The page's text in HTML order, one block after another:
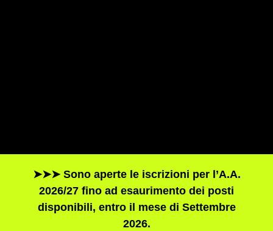
➤➤➤ Sono aperte le iscrizioni per l’A.A.
2026/27 fino ad esaurimento dei posti
disponibili, entro il mese di Settembre
2026.